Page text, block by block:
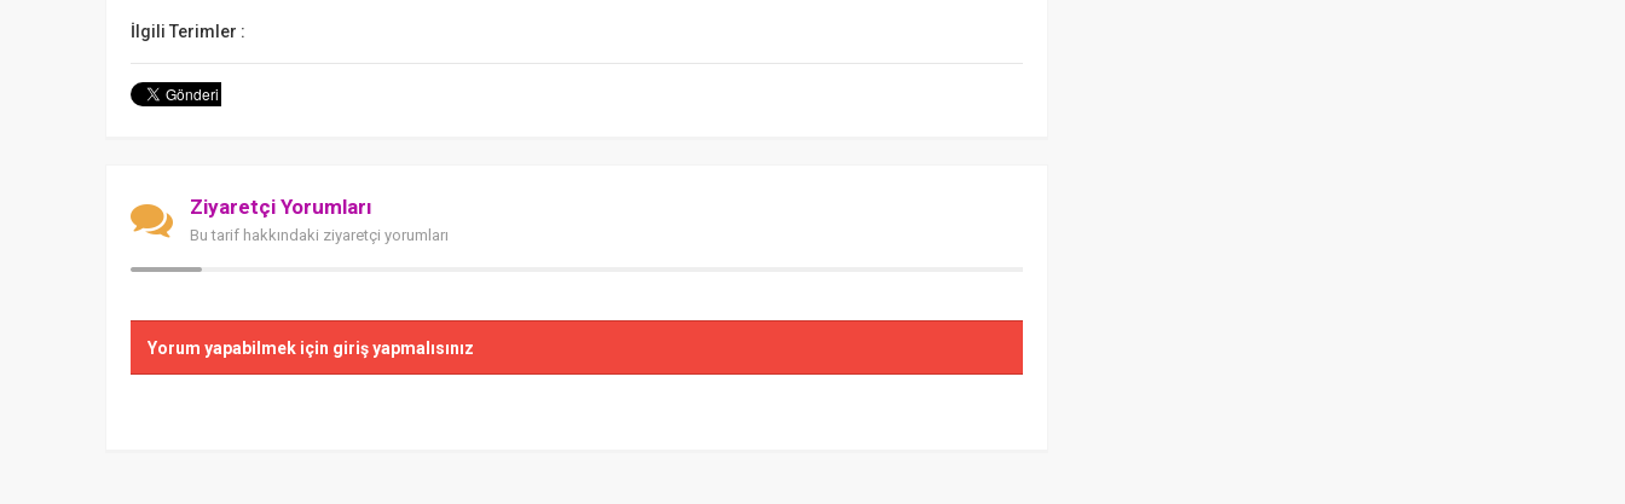
İlgili Terimler :
Ziyaretçi Yorumları
Bu tarif hakkındaki ziyaretçi yorumları
Yorum yapabilmek için giriş yapmalısınız